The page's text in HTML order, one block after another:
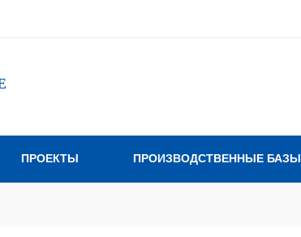
ПРОЕКТЫ ПРОИЗВОДСТВЕННЫЕ БАЗЫ